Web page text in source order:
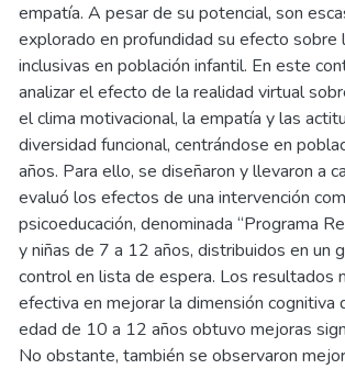
empatía. A pesar de su potencial, son
explorado en profundidad su efecto sobre
inclusivas en población infantil. En este
analizar el efecto de la realidad virtual
el clima motivacional, la empatía y las
diversidad funcional, centrándose en
años. Para ello, se diseñaron y llevaron a
evaluó los efectos de una intervención
psicoeducación, denominada “Programa
y niñas de 7 a 12 años, distribuidos en un
control en lista de espera. Los resultados
efectiva en mejorar la dimensión cognitiva
edad de 10 a 12 años obtuvo mejoras
No obstante, también se observaron